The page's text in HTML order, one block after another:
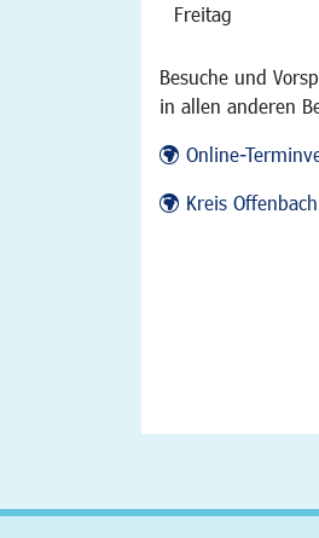
Freitag
Besuche und
in allen anderen
Online-
Kreis